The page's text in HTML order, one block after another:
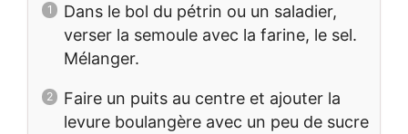
Dans le bol du pétrin ou un saladier,
verser la semoule avec la farine, le sel.
Mélanger.
Faire un puits au centre et ajouter la
levure boulangère avec un peu de sucre